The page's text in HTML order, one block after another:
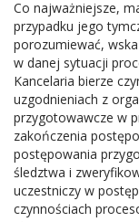
Co najważniejsze,
przypadku jego
porozumiewać,
w danej sytuacji
Kancelaria bierze
uzgodnieniach z
przygotowawcze w
zakończenia
postępowania
śledztwa i
uczestniczy w
czynnościach